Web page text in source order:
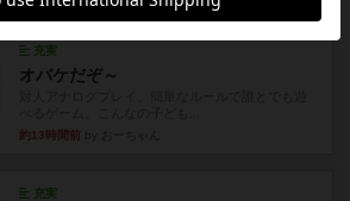
充実
オバケだぞ～
約13時間前
充実